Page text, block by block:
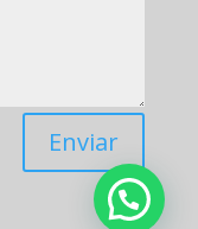
Enviar